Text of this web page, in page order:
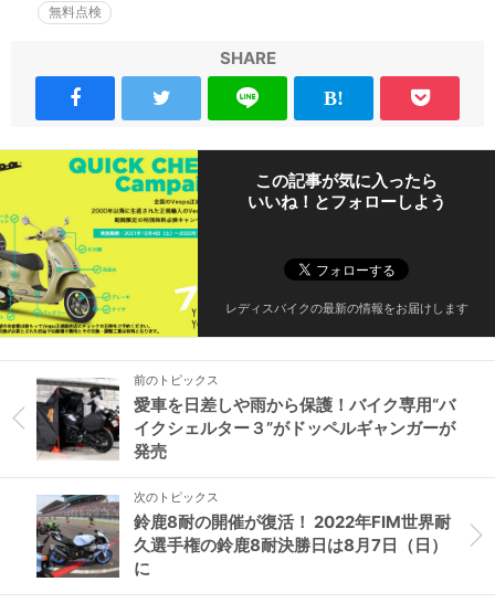
無料点検
SHARE
この記事が気に入ったら
いいね！とフォローしよう
レディスバイクの最新の情報をお届けします
前のトピックス
愛車を日差しや雨から保護！バイク専用“バ
イクシェルター３”がドッペルギャンガーが
発売
次のトピックス
鈴鹿8耐の開催が復活！ 2022年FIM世界耐
久選手権の鈴鹿8耐決勝日は8月7日（日）
に